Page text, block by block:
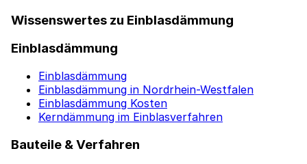
Wissenswertes zu Einblasdämmung
Einblasdämmung
Einblasdämmung
Einblasdämmung in Nordrhein-Westfalen
Einblasdämmung Kosten
Kerndämmung im Einblasverfahren
Bauteile & Verfahren